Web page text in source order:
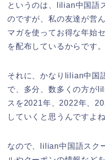
というのは、lilian中国語
のですが、私の友達が営
マガを使ってお得な年始
を配布しているからです。
それに、かなりlilian中国
で、多分、数多くの方が
スを2021年、2022年、
していくと思うんですよ
なので、lilian中国語スク